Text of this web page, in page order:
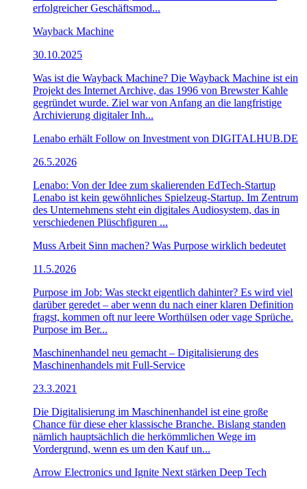
erfolgreicher Geschäftsmod...
Wayback Machine
30.10.2025
Was ist die Wayback Machine? Die Wayback Machine ist ein
Projekt des Internet Archive, das 1996 von Brewster Kahle
gegründet wurde. Ziel war von Anfang an die langfristige
Archivierung digitaler Inh...
Lenabo erhält Follow on Investment von DIGITALHUB.DE
26.5.2026
Lenabo: Von der Idee zum skalierenden EdTech-Startup
Lenabo ist kein gewöhnliches Spielzeug-Startup. Im Zentrum
des Unternehmens steht ein digitales Audiosystem, das in
verschiedenen Plüschfiguren ...
Muss Arbeit Sinn machen? Was Purpose wirklich bedeutet
11.5.2026
Purpose im Job: Was steckt eigentlich dahinter? Es wird viel
darüber geredet – aber wenn du nach einer klaren Definition
fragst, kommen oft nur leere Worthülsen oder vage Sprüche.
Purpose im Ber...
Maschinenhandel neu gemacht – Digitalisierung des
Maschinenhandels mit Full-Service
23.3.2021
Die Digitalisierung im Maschinenhandel ist eine große
Chance für diese eher klassische Branche. Bislang standen
nämlich hauptsächlich die herkömmlichen Wege im
Vordergrund, wenn es um den Kauf un...
Arrow Electronics und Ignite Next stärken Deep Tech